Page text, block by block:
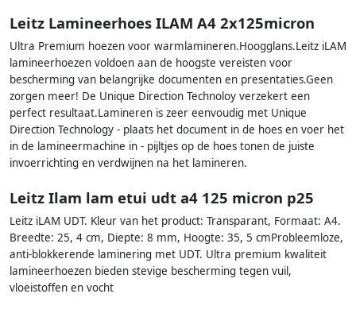
Leitz Lamineerhoes ILAM A4 2x125micron
Ultra Premium hoezen voor warmlamineren.Hoogglans.Leitz iLAM
lamineerhoezen voldoen aan de hoogste vereisten voor
bescherming van belangrijke documenten en presentaties.Geen
zorgen meer! De Unique Direction Technoloy verzekert een
perfect resultaat.Lamineren is zeer eenvoudig met Unique
Direction Technology - plaats het document in de hoes en voer het
in de lamineermachine in - pijltjes op de hoes tonen de juiste
invoerrichting en verdwijnen na het lamineren.
Leitz Ilam lam etui udt a4 125 micron p25
Leitz iLAM UDT. Kleur van het product: Transparant, Formaat: A4.
Breedte: 25, 4 cm, Diepte: 8 mm, Hoogte: 35, 5 cmProbleemloze,
anti-blokkerende laminering met UDT. Ultra premium kwaliteit
lamineerhoezen bieden stevige bescherming tegen vuil,
vloeistoffen en vocht